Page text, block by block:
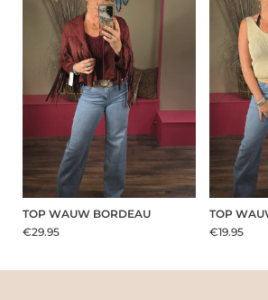
TOP WAUW BORDEAU
€29.95
TOP
€19.95